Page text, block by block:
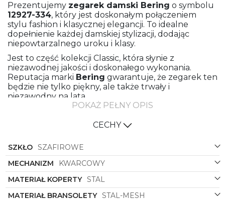
Prezentujemy zegarek damski Bering o symbolu
12927-334, który jest doskonałym połączeniem
stylu fashion i klasycznej elegancji. To idealne
dopełnienie każdej damskiej stylizacji, dodając
niepowtarzalnego uroku i klasy.
Jest to część kolekcji Classic, która słynie z
niezawodnej jakości i doskonałego wykonania.
Reputacja marki Bering gwarantuje, że zegarek ten
będzie nie tylko piękny, ale także trwały i
niezawodny na lata.
Bransoleta wykonana z wysokiej jakości stali
meshowej nadaje temu zegarkowi subtelny, ale
zarazem wyrazisty wygląd. Dzięki takiemu
również komfortowa w noszeniu. Zegarek idealnie
dopasowuje się do nadgarstka, dając uczucie
lekkości i swobody.
Koperta tego zegarka również została wykonana ze
stali, co zapewnia nie tylko wytrzymałość, ale także
POKAŻ PEŁNY OPIS
CECHY
SZKŁO SZAFIROWE
MECHANIZM
KWARCOWY
MATERIAŁ KOPERTY STAL
MATERIAŁ BRANSOLETY STAL-MESH